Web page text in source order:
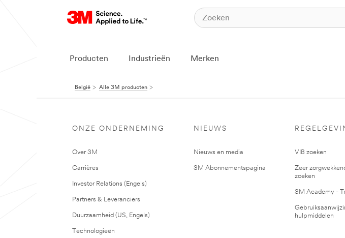
Producten Industrieën Merken
België Alle 3M producten
ONZE ONDERNEMING
Over 3M
Carrières
Investor Relations (Engels)
Partners & Leveranciers
Duurzaamheid (US, Engels)
Technologieën
NIEUWS
Nieuws en media
3M Abonnementspagina
VIB zoeken
Zeer
zoeken
3M Academy -
hulpmiddelen